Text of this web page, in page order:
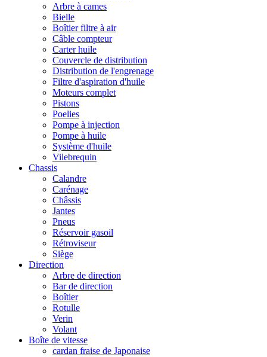
Arbre à cames
Bielle
Boîtier filtre à air
Câble compteur
Carter huile
Couvercle de distribution
Distribution de l'engrenage
Filtre d'aspiration d'huile
Moteurs complet
Pistons
Poelies
Pompe à injection
Pompe à huile
Système d'huile
Vilebrequin
Chassis
Calandre
Carénage
Châssis
Jantes
Pneus
Réservoir gasoil
Rétroviseur
Siège
Direction
Arbre de direction
Bar de direction
Boîtier
Rotulle
Verin
Volant
Boîte de vitesse
cardan fraise de Japonaise